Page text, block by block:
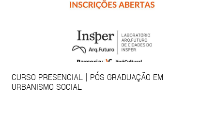
CURSO PRESENCIAL | PÓS GRADUAÇÃO EM
URBANISMO SOCIAL